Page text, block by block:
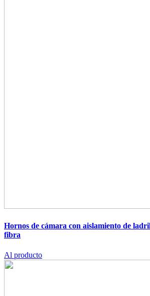
Hornos de cámara con aislamiento de
fibra
Al producto